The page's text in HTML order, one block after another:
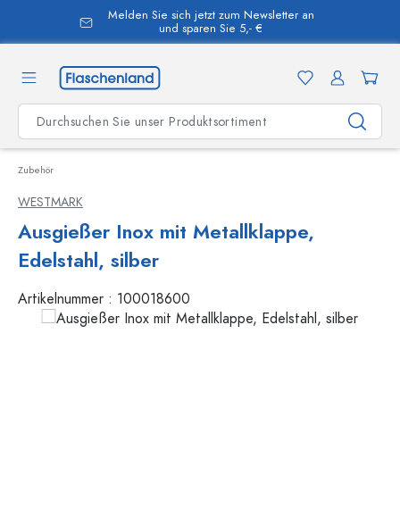
springen
Melden Sie sich jetzt zum Newsletter an
und sparen Sie 5,- €
Zubehör
WESTMARK
Ausgießer Inox mit Metallklappe,
Edelstahl, silber
Artikelnummer : 100018600